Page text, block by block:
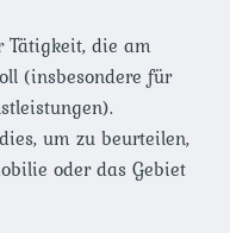
Tätigkeit, die am
(insbesondere für
um zu beurteilen,
oder das Gebiet